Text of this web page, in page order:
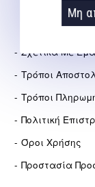
Μη
Σχετικά Με
Τρόποι
Τρόποι
Πολιτική
Όροι Χρήσης
Προστασία